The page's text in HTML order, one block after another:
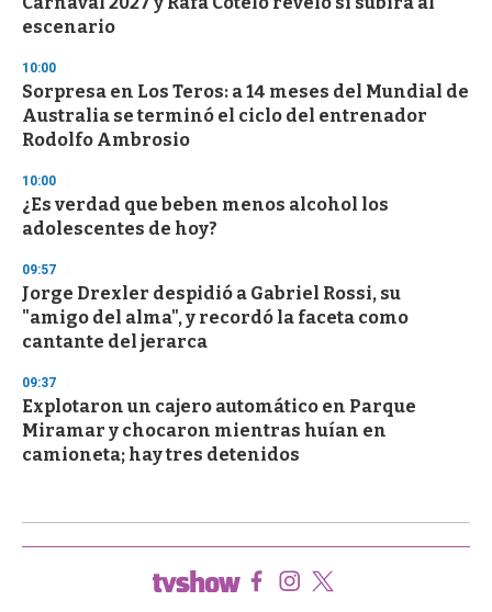
escenario
10:00
Sorpresa en Los Teros: a 14 meses del Mundial de
Australia se terminó el ciclo del entrenador
Rodolfo Ambrosio
10:00
¿Es verdad que beben menos alcohol los
adolescentes de hoy?
09:57
Jorge Drexler despidió a Gabriel Rossi, su
"amigo del alma", y recordó la faceta como
cantante del jerarca
09:37
Explotaron un cajero automático en Parque
Miramar y chocaron mientras huían en
camioneta; hay tres detenidos